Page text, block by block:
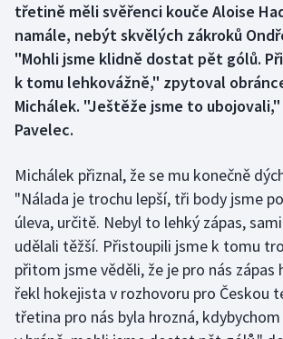
Curling
Dostihy
Florbal
Futsal
Golf
Gymnastika
Házená
třetině měli svěřenci kouče Aloise
namále, nebýt skvělých zákroků
"Mohli jsme klidně dostat pět gólů.
k tomu lehkovážně," zpytoval
Michálek. "Ještěže jsme to ubojovali,"
Pavelec.
Michálek přiznal, že se mu konečně
"Nálada je trochu lepší, tři body jsme
úleva, určitě. Nebyl to lehký zápas,
udělali těžší. Přistoupili jsme k tomu
přitom jsme věděli, že je pro nás zápas
řekl hokejista v rozhovoru pro Českou
třetina pro nás byla hrozná,